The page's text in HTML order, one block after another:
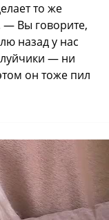
то же
— Вы говорите,
назад у нас
— ни
он тоже пил